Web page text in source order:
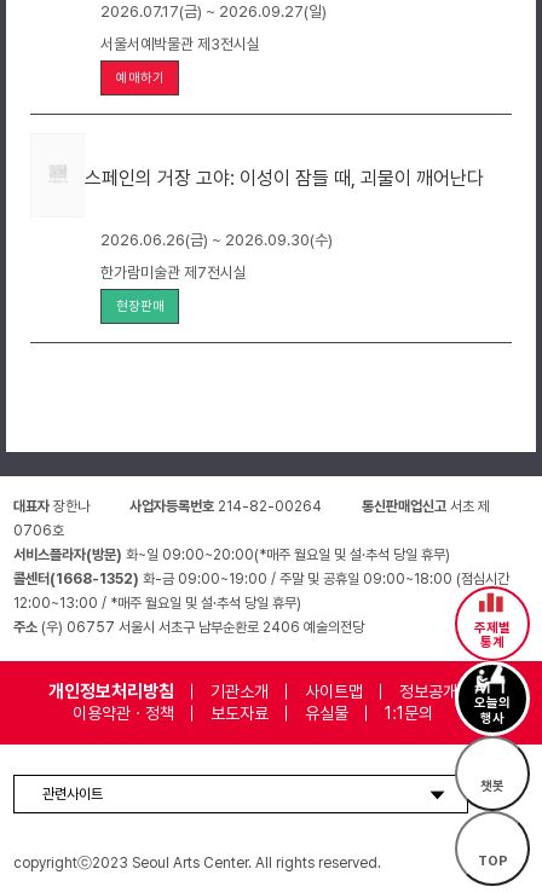
2026.07.17(금) ~ 2026.09.27(일)
서울서예박물관 제3전시실
예매하기
스페인의 거장 고야: 이성이 잠들 때, 괴물이 깨어난다
2026.06.26(금) ~ 2026.09.30(수)
한가람미술관 제7전시실
현장판매
주제별
통계
오늘의
행사
챗봇
TOP
대표자장한나 사업자등록번호 214-82-00264 통신판매업신고서초 제
0706호
서비스플라자(방문)화~일 09:00~20:00(*매주 월요일 및 설·추석 당일 휴무)
콜센터(1668-1352)화-금 09:00~19:00 / 주말 및 공휴일 09:00~18:00 (점심시간
12:00~13:00 / *매주 월요일 및 설·추석 당일 휴무)
주소 (우) 06757 서울시 서초구 남부순환로 2406 예술의전당
개인정보처리방침 기관소개 사이트맵
정보공개
이용약관 · 정책
보도자료 유실물 1:1문의
copyrightⓒ2023 Seoul Arts Center. All rights reserved.
관련사이트